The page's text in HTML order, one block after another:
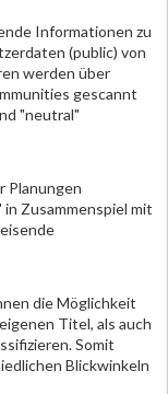
Informationen zu
(public) von
werden über
gescannt
"neutral"
Planungen
Zusammenspiel mit
die Möglichkeit
Titel, als auch
Somit
Blickwinkeln